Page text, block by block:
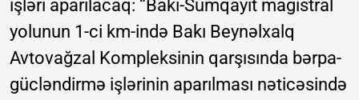
işləri aparılacaq: “Bakı-Sumqayıt magistral
yolunun 1-ci km-ində Bakı Beynəlxalq
Avtovağzal Kompleksinin qarşısında bərpa-
gücləndirmə işlərinin aparılması nəticəsində